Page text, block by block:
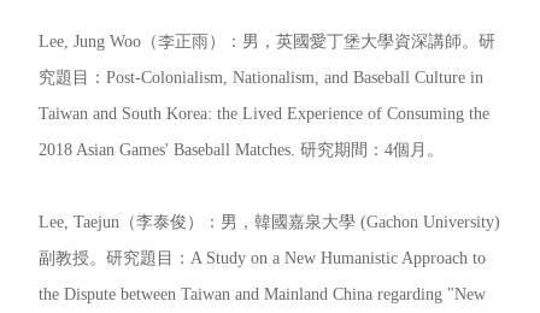
Lee, Jung Woo（李正雨）：男，英國愛丁堡大學資深講師。研
究題目：Post-Colonialism, Nationalism, and Baseball Culture in
Taiwan and South Korea: the Lived Experience of Consuming the
2018 Asian Games' Baseball Matches. 研究期間：4個月。
Lee, Taejun（李泰俊）：男，韓國嘉泉大學 (Gachon University)
副教授。研究題目：A Study on a New Humanistic Approach to
the Dispute between Taiwan and Mainland China regarding "New